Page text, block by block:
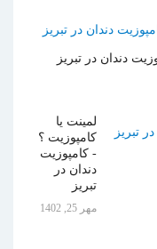
دندان در تبریز
لمینت یا
کامپوزیت ؟
- کامپوزیت
دندان در
تبریز
مهر 25, 1402